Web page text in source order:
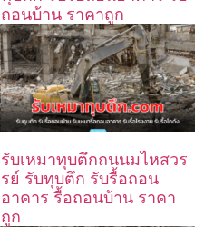
ถอนบ้าน ราคาถูก
รับเหมาทุบตึกถนนมไหสวร
รย์ รับทุบตึก รับรื้อถอน
อาคาร รื้อถอนบ้าน ราคา
ถูก